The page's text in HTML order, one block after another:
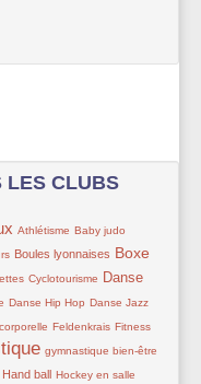
LES CLUBS
Athlétisme Baby judo
Boules lyonnaises Boxe
Cyclotourisme Danse
Danse Hip Hop Danse Jazz
Feldenkrais Fitness
gymnastique bien-être
Hand ball Hockey en salle